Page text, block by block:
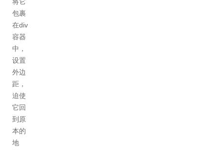
包裹
在div
容器
中，
设置
外边
距，
迫使
它回
到原
本的
地